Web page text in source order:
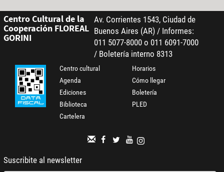
Centro Cultural de la
Cooperación FLOREAL
GORINI
Av. Corrientes 1543, Ciudad de
Buenos Aires (AR) / Informes:
011 5077-8000 o 011 6091-7000
/ Boletería interno 8313
Centro cultural
Agenda
Ediciones
Biblioteca
Cartelera
Horarios
Cómo llegar
Boletería
PLED
Suscribite al newsletter